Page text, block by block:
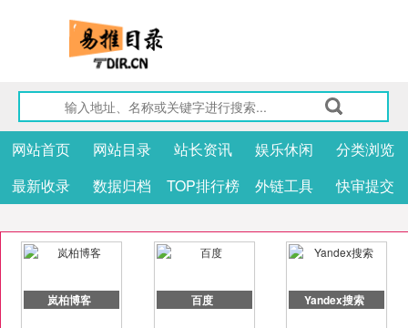
网站首页 网站目录 站长资讯 娱乐休闲
分类浏览
最新收录
数据归档 TOP排行榜 外链工具 快审提交
岚柏博客 百度 Yandex搜索